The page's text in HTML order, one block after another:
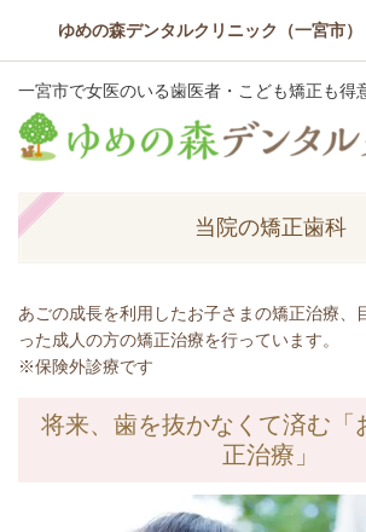
ゆめの森デンタルクリニック（一宮市）
一宮市で女医のいる歯医者・こども矯正も得
当院の矯正歯科
あごの成長を利用したお子さまの矯正治療、
った成人の方の矯正治療を行っています。
※保険外診療です
将来、歯を抜かなくて済む「
正治療」